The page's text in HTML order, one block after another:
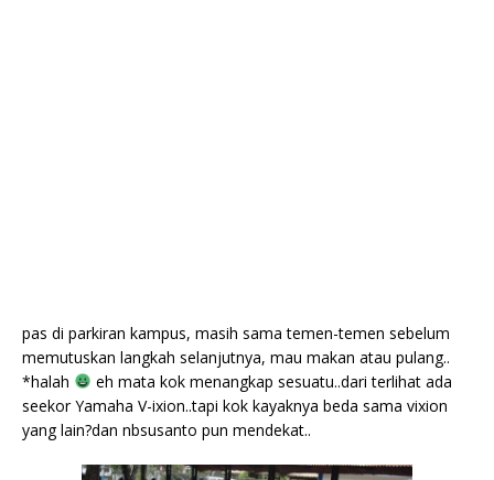
pas di parkiran kampus, masih sama temen-temen sebelum
memutuskan langkah selanjutnya, mau makan atau pulang..
*halah
eh mata kok menangkap sesuatu..dari terlihat ada
seekor Yamaha V-ixion..tapi kok kayaknya beda sama vixion
yang lain?dan nbsusanto pun mendekat..